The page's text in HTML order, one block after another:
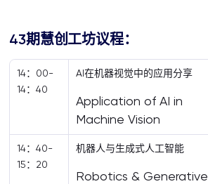
43期慧创工坊议程：
14：00-
14：40
AI在机器视觉中的应用分享
Application of AI in
Machine Vision
14：40-
15：20
机器人与生成式人工智能
Robotics & Generative